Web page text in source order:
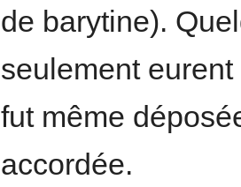
de barytine).
seulement
fut même
accordée.